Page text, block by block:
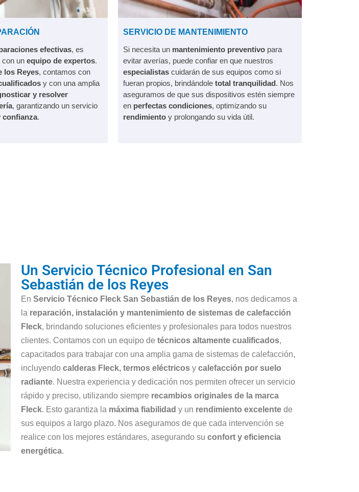
efectivas, es
con un equipo de expertos.
los Reyes, contamos con
y con una amplia
y resolver
, garantizando un servicio
confianza.
SERVICIO DE MANTENIMIENTO
Si necesita un mantenimiento preventivo para
evitar averías, puede confiar en que nuestros
especialistas cuidarán de sus equipos como si
fueran propios, brindándole total tranquilidad. Nos
aseguramos de que sus dispositivos estén siempre
en perfectas condiciones, optimizando su
rendimiento y prolongando su vida útil.
Un Servicio Técnico Profesional en San
Sebastián de los Reyes
En Servicio Técnico Fleck San Sebastián de los Reyes, nos dedicamos a
la reparación, instalación y mantenimiento de sistemas de calefacción
Fleck, brindando soluciones eficientes y profesionales para todos nuestros
clientes. Contamos con un equipo de técnicos altamente cualificados,
capacitados para trabajar con una amplia gama de sistemas de calefacción,
incluyendo calderas Fleck, termos eléctricos y calefacción por suelo
radiante. Nuestra experiencia y dedicación nos permiten ofrecer un servicio
rápido y preciso, utilizando siempre recambios originales de la marca
Fleck. Esto garantiza la máxima fiabilidad y un rendimiento excelente de
sus equipos a largo plazo. Nos aseguramos de que cada intervención se
realice con los mejores estándares, asegurando su confort y eficiencia
energética.